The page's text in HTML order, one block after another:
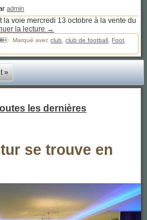
admin
la voie mercredi 13 octobre à la vente du
la lecture →
Marqué avec club ,club de football ,Foot
»
les dernières
se trouve en